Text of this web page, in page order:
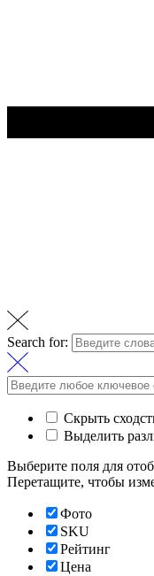
Search for:
Скрыть
Выделить
Выберите поля для
Перетащите, чтобы
Фото
SKU
Рейтинг
Цена